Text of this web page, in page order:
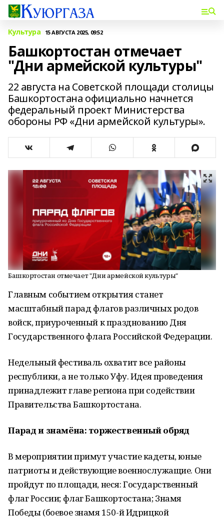
Культура 15 АВГУСТА 2025, 09:52
Башкортостан отмечает
"Дни армейской культуры"
22 августа на Советской площади столицы
Башкортостана официально начнется
федеральный проект Министерства
обороны РФ «Дни армейской культуры».
Башкортостан отмечает "Дни армейской культуры"
Главным событием открытия станет
масштабный парад флагов различных родов
войск, приуроченный к празднованию Дня
Государственного флага Российской Федерации.
Недельный фестиваль охватит все районы
республики, а не только Уфу. Идея проведения
принадлежит главе региона при содействии
Правительства Башкортостана.
Парад и знамёна: торжественный обряд
В мероприятии примут участие кадеты, юные
патриоты и действующие военнослужащие. Они
пройдут по площади, неся: Государственный
флаг России; флаг Башкортостана; Знамя
Победы (боевое знамя 150-й Идрицкой